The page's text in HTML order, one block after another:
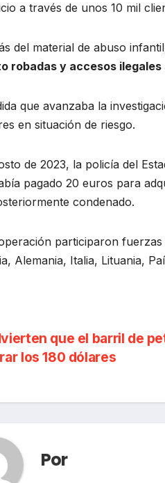
a través de unos 10 mil
del material de abuso
robadas y accesos
que avanzaba la
en situación de riesgo.
de 2023, la policía del
pagado 20 euros para
condenado.
participaron
Alemania, Italia, Lituania,
que el barril de
los 180 dólares
Por